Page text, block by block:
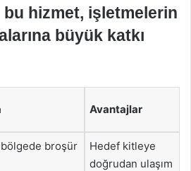
hizmet, işletmelerin
büyük katkı
Avantajlar
broşür
Hedef kitleye
doğrudan ulaşım